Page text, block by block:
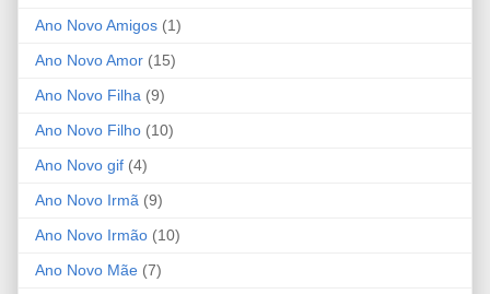
Ano Novo Amigos (1)
Ano Novo Amor (15)
Ano Novo Filha (9)
Ano Novo Filho (10)
Ano Novo gif (4)
Ano Novo Irmã (9)
Ano Novo Irmão (10)
Ano Novo Mãe (7)